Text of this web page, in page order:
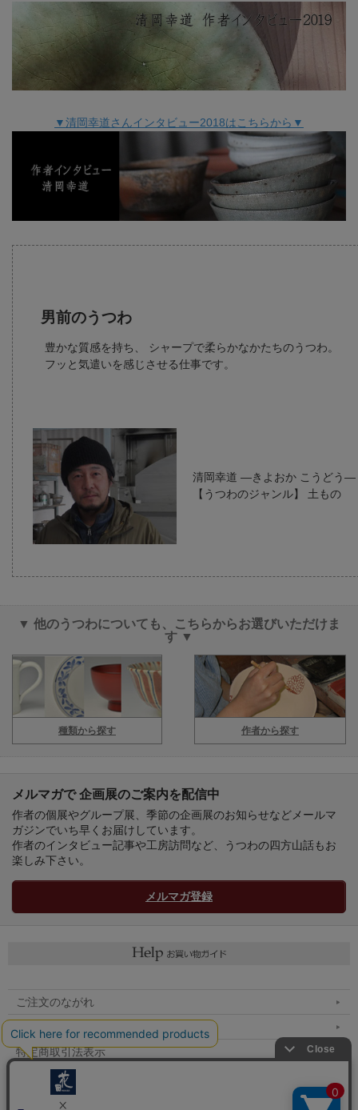
▼清岡幸道さんインタビュー2018はこちらから▼
男前のうつわ
豊かな質感を持ち、 シャープで柔らかなかたちのうつわ。
フッと気遣いを感じさせる仕事です。
清岡幸道 ―きよおか こうどう―
【うつわのジャンル】 土もの
▼ 他のうつわについても、こちらからお選びいただけま
す ▼
種類から探す 作者から探す
メルマガで 企画展のご案内を配信中
作者の個展やグループ展、季節の企画展のお知らせなどメールマ
ガジンでいち早くお届けしています。
作者のインタビュー記事や工房訪問など、うつわの四方山話もお
楽しみ下さい。
メルマガ登録
ご注文のながれ
マイページへ
特定商取引法表示
個人情報の取扱い
メルマガ登録